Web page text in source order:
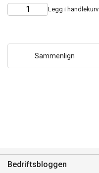
Choose
Quantity Legg i handlekurv
Sammenlign
Bedriftsbloggen